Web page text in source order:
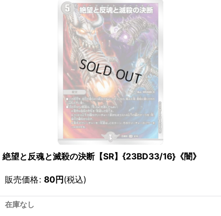
絶望と反魂と滅殺の決断【SR】{23BD33/16}《闇》
販売価格: 80円(税込)
在庫なし